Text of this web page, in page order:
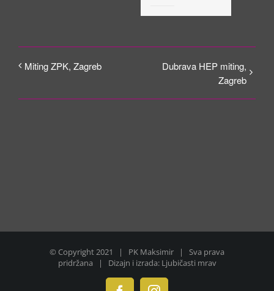
Miting ZPK, Zagreb
Dubrava HEP miting,
Zagreb
© Copyright 2021 | PK Maksimir | Sva prava
pridržana | Dizajn i izrada: Ljubičasti mrav